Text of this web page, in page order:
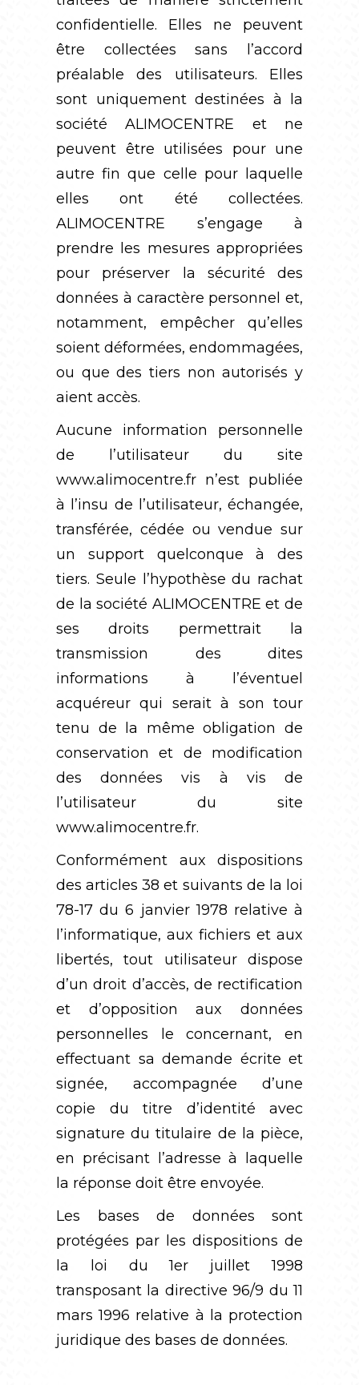
confidentielle. Elles ne peuvent
être collectées sans l’accord
préalable des utilisateurs. Elles
sont uniquement destinées à la
société ALIMOCENTRE et ne
peuvent être utilisées pour une
autre fin que celle pour laquelle
elles ont été collectées.
ALIMOCENTRE s’engage à
prendre les mesures appropriées
pour préserver la sécurité des
données à caractère personnel et,
notamment, empêcher qu’elles
soient déformées, endommagées,
ou que des tiers non autorisés y
aient accès.
Aucune information personnelle
de l’utilisateur du site
www.alimocentre.fr n’est publiée
à l’insu de l’utilisateur, échangée,
transférée, cédée ou vendue sur
un support quelconque à des
tiers. Seule l’hypothèse du rachat
de la société ALIMOCENTRE et de
ses droits permettrait la
transmission des dites
informations à l’éventuel
acquéreur qui serait à son tour
tenu de la même obligation de
conservation et de modification
des données vis à vis de
l’utilisateur du site
www.alimocentre.fr.
Conformément aux dispositions
des articles 38 et suivants de la loi
78-17 du 6 janvier 1978 relative à
l’informatique, aux fichiers et aux
libertés, tout utilisateur dispose
d’un droit d’accès, de rectification
et d’opposition aux données
personnelles le concernant, en
effectuant sa demande écrite et
signée, accompagnée d’une
copie du titre d’identité avec
signature du titulaire de la pièce,
en précisant l’adresse à laquelle
la réponse doit être envoyée.
Les bases de données sont
protégées par les dispositions de
la loi du 1er juillet 1998
transposant la directive 96/9 du 11
mars 1996 relative à la protection
juridique des bases de données.